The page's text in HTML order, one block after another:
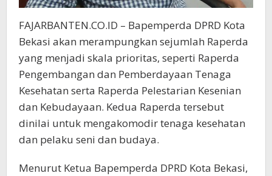
FAJARBANTEN.CO.ID – Bapemperda DPRD Kota
Bekasi akan merampungkan sejumlah Raperda
yang menjadi skala prioritas, seperti Raperda
Pengembangan dan Pemberdayaan Tenaga
Kesehatan serta Raperda Pelestarian Kesenian
dan Kebudayaan. Kedua Raperda tersebut
dinilai untuk mengakomodir tenaga kesehatan
dan pelaku seni dan budaya.
Menurut Ketua Bapemperda DPRD Kota Bekasi,